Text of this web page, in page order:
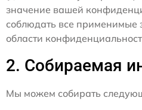
значение вашей
соблюдать все применимые
области
2. Собираемая
Мы можем собирать